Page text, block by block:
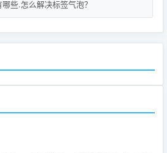
些.怎么解决标签气泡？